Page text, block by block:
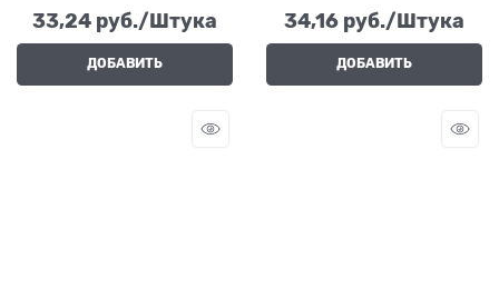
33,24 руб./Штука
ДОБАВИТЬ
34,16 руб./Штука
ДОБАВИТЬ